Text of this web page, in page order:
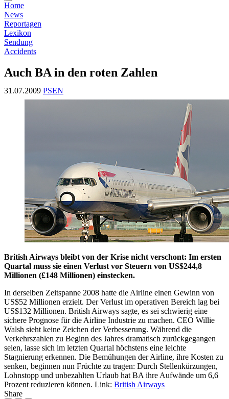
Home
News
Reportagen
Lexikon
Sendung
Accidents
Auch BA in den roten Zahlen
31.07.2009 PSEN
British Airways bleibt von der Krise nicht verschont: Im ersten
Quartal muss sie einen Verlust vor Steuern von US$244,8
Millionen (£148 Millionen) einstecken.
In derselben Zeitspanne 2008 hatte die Airline einen Gewinn von
US$52 Millionen erzielt. Der Verlust im operativen Bereich lag bei
US$132 Millionen. British Airways sagte, es sei schwierig eine
sichere Prognose für die Airline Industrie zu machen. CEO Willie
Walsh sieht keine Zeichen der Verbesserung. Während die
Verkehrszahlen zu Beginn des Jahres dramatisch zurückgegangen
seien, lasse sich im letzten Quartal höchstens eine leichte
Stagnierung erkennen. Die Bemühungen der Airline, ihre Kosten zu
senken, beginnen nun Früchte zu tragen: Durch Stellenkürzungen,
Lohnstopp und unbezahlten Urlaub hat BA ihre Aufwände um 6,6
Prozent reduzieren können. Link: British Airways
Share